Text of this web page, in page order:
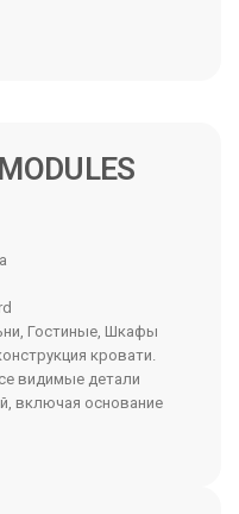
Гостиные, Шкафы
кровати.
видимые детали
включая основание